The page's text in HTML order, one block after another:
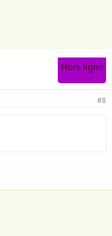
Hors ligne
#8